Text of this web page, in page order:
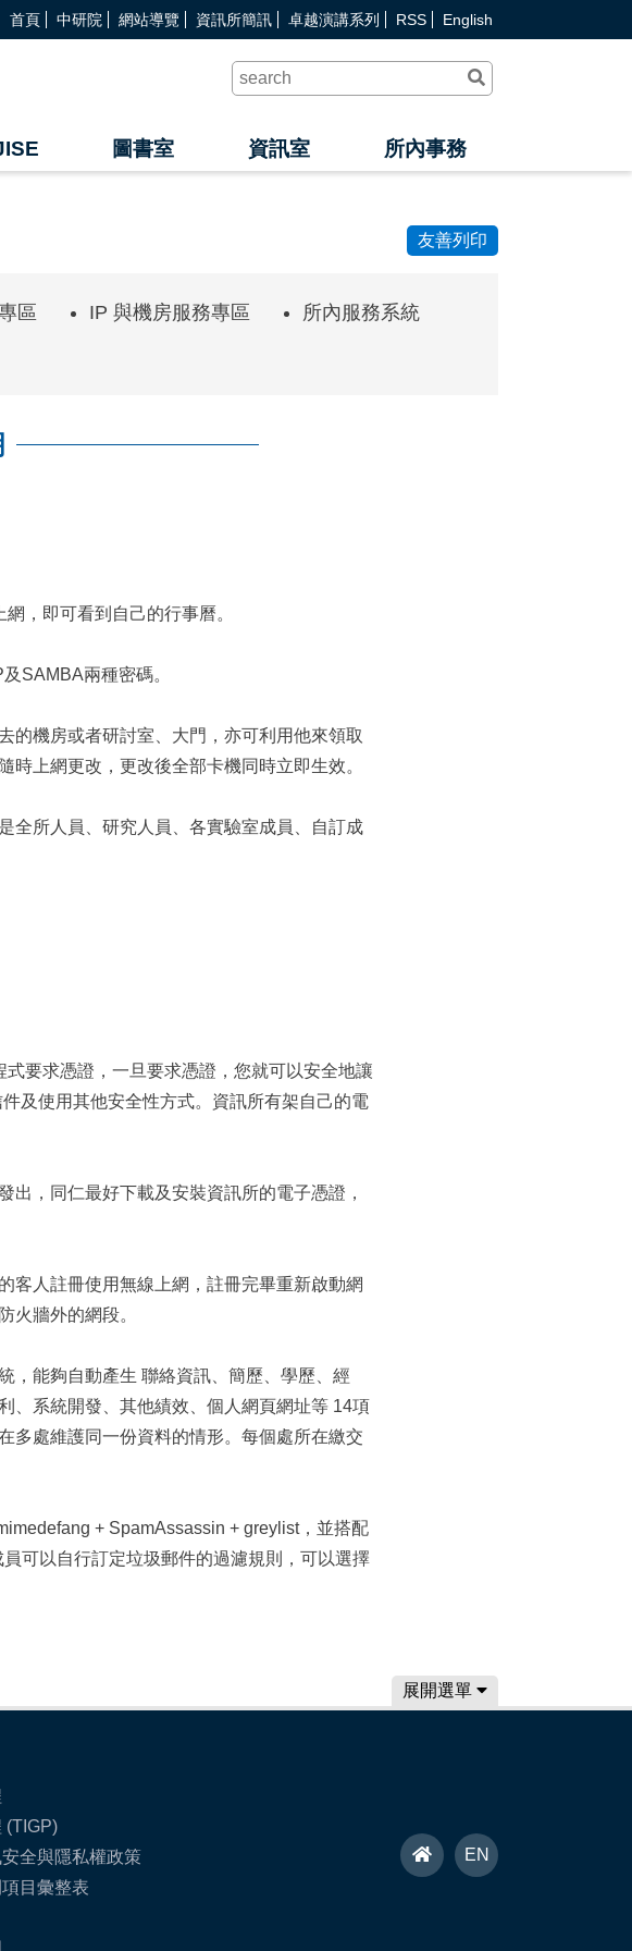
首頁 中研院 網站導覽 資訊所簡訊 卓越演講系列 RSS English
出
圖書室 資訊室 所內事務
友善列印
區 IP 與機房服務專區
所內服務系統
，即可看到自己的行事曆。
SAMBA兩種密碼。
的機房或者研討室、大門，亦可利用他來領取
上網更改，更改後全部卡機同時立即生效。
全所人員、研究人員、各實驗室成員、自訂成
要求憑證，一旦要求憑證，您就可以安全地讓
及使用其他安全性方式。資訊所有架自己的電
出，同仁最好下載及安裝資訊所的電子憑證，
客人註冊使用無線上網，註冊完畢重新啟動網
火牆外的網段。
，能夠自動產生 聯絡資訊、簡歷、學歷、經
、系統開發、其他績效、個人網頁網址等 14項
多處維護同一份資料的情形。每個處所在繳交
+ SpamAssassin + greylist，並搭配
可以自行訂定垃圾郵件的過濾規則，可以選擇
展開選單
(TIGP)
全與隱私權政策
目彙整表
首 EN